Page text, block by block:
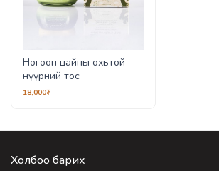
Ногоон цайны охьтой
нүүрний тос
18,000₮
Холбоо барих